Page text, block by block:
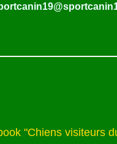
"Chiens visiteurs